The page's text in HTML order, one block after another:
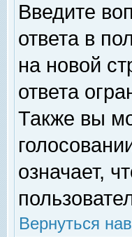
Введите
ответа в
на новой
ответа
Также вы
означает,
Вернуться